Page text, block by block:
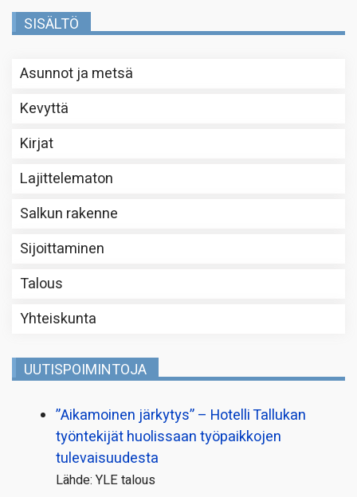
SISÄLTÖ
Asunnot ja metsä
Kevyttä
Kirjat
Lajittelematon
Salkun rakenne
Sijoittaminen
Talous
Yhteiskunta
UUTISPOIMINTOJA
”Aikamoinen järkytys” – Hotelli Tallukan
työntekijät huolissaan työpaikkojen
tulevaisuudesta
Lähde: YLE talous